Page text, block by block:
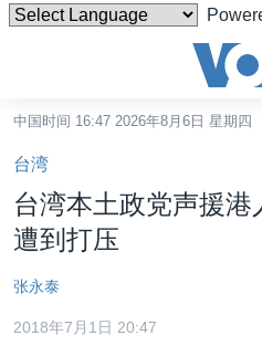
碍
链
接
转
内
容
中国
中国时间 16:47 2026年8月6日 星期四
台湾
台湾本土政党声援港
遭到打压
张永泰
2018年7月1日 20:47